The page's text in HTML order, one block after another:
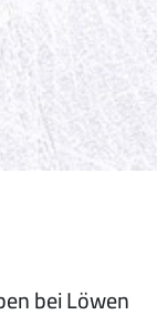
bei Löwen